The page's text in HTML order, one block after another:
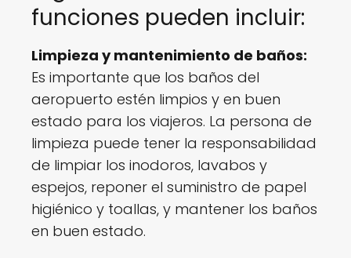
e
u
i
p
o
!
B
s
c
a
funciones pueden incluir:
Limpieza y mantenimiento de baños:
Es importante que los baños del
aeropuerto estén limpios y en buen
estado para los viajeros. La persona de
limpieza puede tener la responsabilidad
de limpiar los inodoros, lavabos y
espejos, reponer el suministro de papel
higiénico y toallas, y mantener los baños
en buen estado.